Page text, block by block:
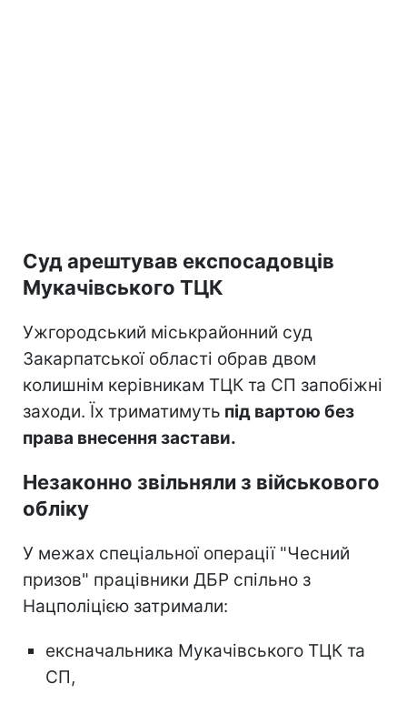
Суд арештував експосадовців
Мукачівського ТЦК
Ужгородський міськрайонний суд
Закарпатської області обрав двом
колишнім керівникам ТЦК та СП запобіжні
заходи. Їх триматимуть під вартою без
права внесення застави.
Незаконно звільняли з військового
обліку
У межах спеціальної операції "Чесний
призов" працівники ДБР спільно з
Нацполіцією затримали:
ексначальника Мукачівського ТЦК та
СП,